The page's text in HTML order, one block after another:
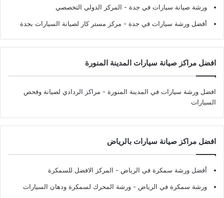
ورشة صيانة سيارات في جدة - المركز الدولي التخصصي
أفضل ورشة سيارات في جدة - مركز مستر كار لصيانة السيارات بجدة
افضل مراكز صيانة سيارات المدينة المنورة
افضل ورشة سيارات في المدينة المنورة - مراكز الردادي لصيانة وفحص
السيارات
افضل مراكز صيانة سيارات بالرياض
أفضل ورشة سمكرة في الرياض - المركز الافضل للسمكرة
ورشة سمكرة في الرياض - ورشة المحرك لسمكرة ودهان السيارات